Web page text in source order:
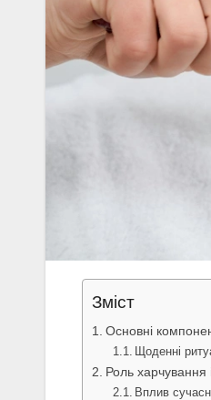
Зміст
Основні
Щоденні
Роль харчування
Вплив